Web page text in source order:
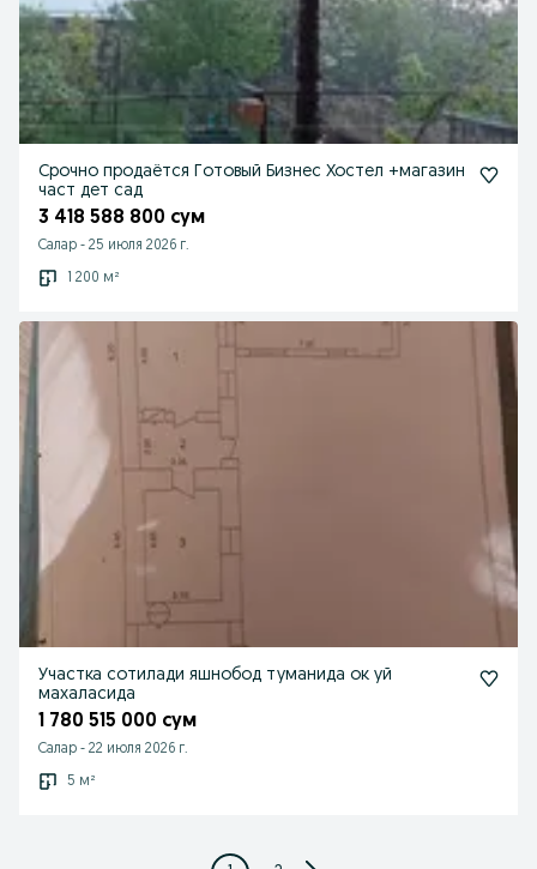
Срочно продаётся Готовый Бизнес Хостел +магазин
част дет сад
3 418 588 800 сум
Салар - 25 июля 2026 г.
1 200 м²
Участка сотилади яшнобод туманида ок уй
махаласида
1 780 515 000 сум
Салар - 22 июля 2026 г.
5 м²